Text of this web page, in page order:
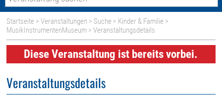
Startseite >Veranstaltungen > Suche > Kinder & Familie >
MusikInstrumentenMuseum > Veranstaltungsdetails
Diese Veranstaltung ist bereits vorbei.
Veranstaltungsdetails